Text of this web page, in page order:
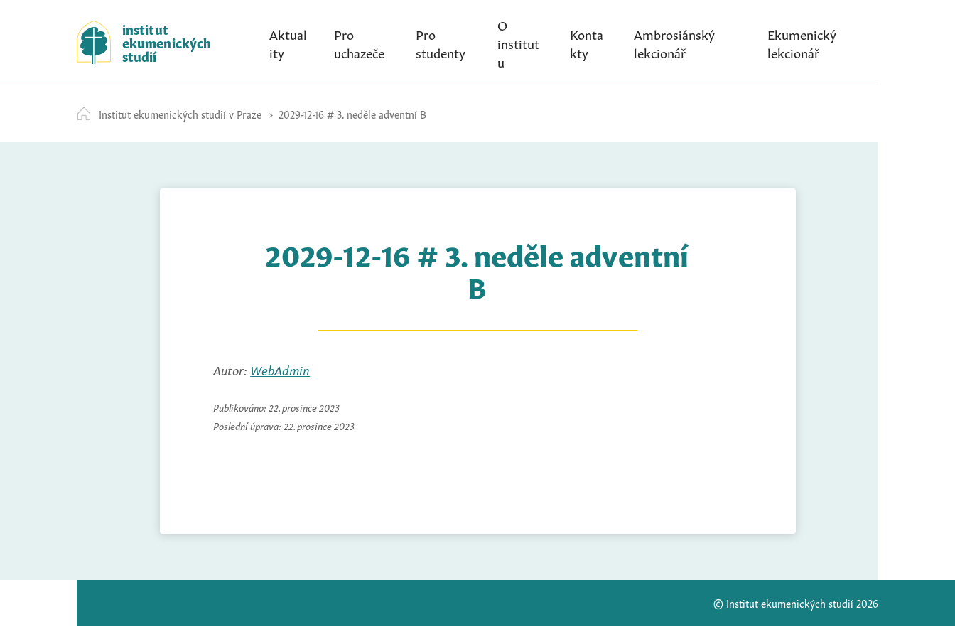
k
i
p
t
c
o
institut
ekumenických
studií
Aktual
ity
Pro
uchazeče
Pro
studenty
O
institut
u
Konta
kty
Ambrosiánský
lekcionář
Ekumenický
lekcionář
Institut ekumenických studií v Praze 2029-12-16 # 3. neděle adventní B
2029-12-16 # 3. neděle adventní
B
Autor: WebAdmin
Publikováno: 22. prosince 2023
Poslední úprava: 22. prosince 2023
© Institut ekumenických studií 2026